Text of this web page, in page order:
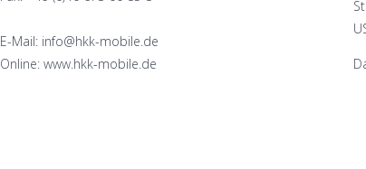
E-Mail: info@hkk-mobile.de
Online: www.hkk-mobile.de